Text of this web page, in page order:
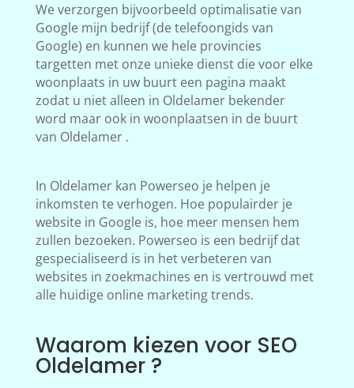
We verzorgen bijvoorbeeld optimalisatie van
Google mijn bedrijf (de telefoongids van
Google) en kunnen we hele provincies
targetten met onze unieke dienst die voor elke
woonplaats in uw buurt een pagina maakt
zodat u niet alleen in Oldelamer bekender
word maar ook in woonplaatsen in de buurt
van Oldelamer .
In Oldelamer kan Powerseo je helpen je
inkomsten te verhogen. Hoe populairder je
website in Google is, hoe meer mensen hem
zullen bezoeken. Powerseo is een bedrijf dat
gespecialiseerd is in het verbeteren van
websites in zoekmachines en is vertrouwd met
alle huidige online marketing trends.
Waarom kiezen voor SEO
Oldelamer ?